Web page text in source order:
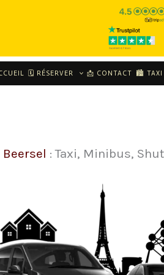
🗓 RÉSERVER 📩 CONTACT 🏙️ TAXI
Beersel : Taxi, Minibus,